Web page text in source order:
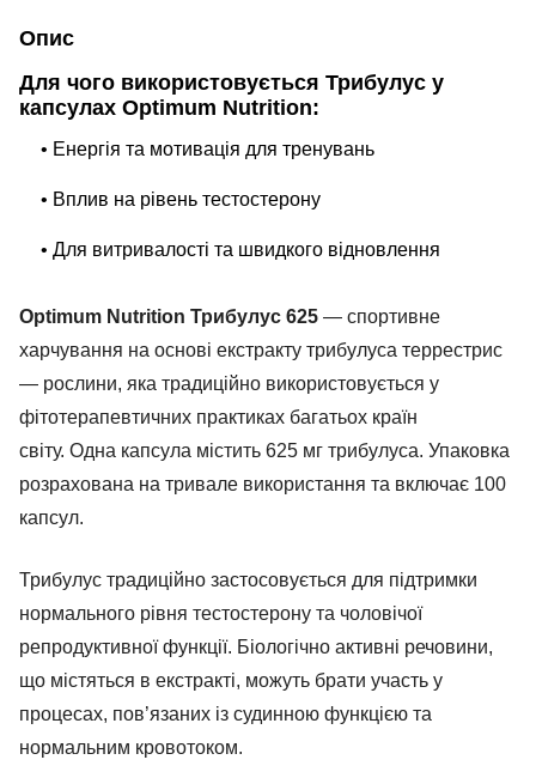
Опис
Для чого використовується Трибулус у
капсулах Optimum Nutrition:
• Енергія та мотивація для тренувань
• Вплив на рівень тестостерону
• Для витривалості та швидкого відновлення
Optimum Nutrition Трибулус 625 — спортивне
харчування на основі екстракту трибулуса террестрис
— рослини, яка традиційно використовується у
фітотерапевтичних практиках багатьох країн
світу. Одна капсула містить 625 мг трибулуса. Упаковка
розрахована на тривале використання та включає 100
капсул.
Трибулус традиційно застосовується для підтримки
нормального рівня тестостерону та чоловічої
репродуктивної функції. Біологічно активні речовини,
що містяться в екстракті, можуть брати участь у
процесах, пов’язаних із судинною функцією та
нормальним кровотоком.